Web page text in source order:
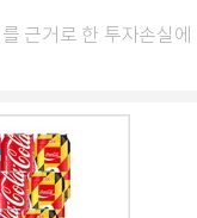
근거로 한 투자손실에